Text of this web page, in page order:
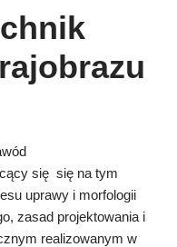
się się na tym
uprawy i morfologii
zasad projektowania i
realizowanym w